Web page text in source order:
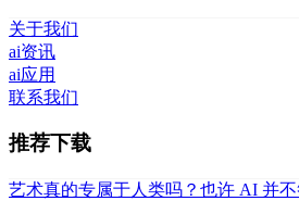
关于我们
ai资讯
ai应用
联系我们
推荐下载
艺术真的专属于人类吗？也许 AI 并